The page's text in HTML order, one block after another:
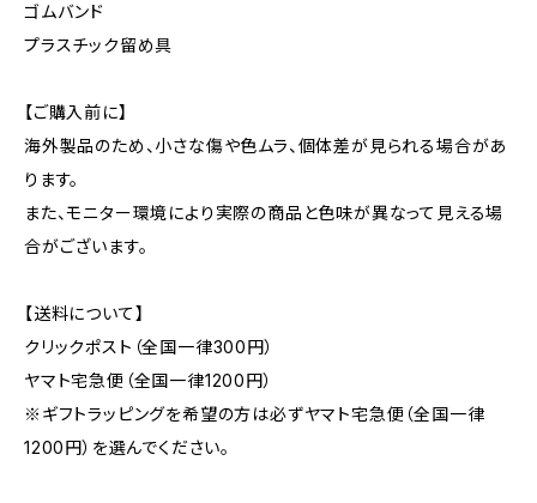
ゴムバンド
プラスチック留め具
【ご購入前に】
海外製品のため、小さな傷や色ムラ、個体差が見られる場合があ
ります。
また、モニター環境により実際の商品と色味が異なって見える場
合がございます。
【送料について】
クリックポスト（全国一律300円）
ヤマト宅急便（全国一律1200円）
※ギフトラッピングを希望の方は必ずヤマト宅急便（全国一律
1200円）を選んでください。